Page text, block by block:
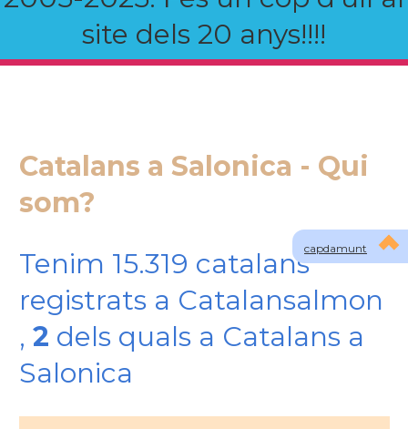
site dels 20 anys!!!!
capdamunt
Catalans a Salonica - Qui
som?
Tenim 15.319 catalans
registrats a Catalansalmon
, 2 dels quals a Catalans a
Salonica